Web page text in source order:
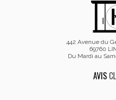
442 Avenue du
69760
Du Mardi au
AVIS